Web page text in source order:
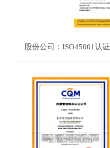
股份公司：ISO45001认证